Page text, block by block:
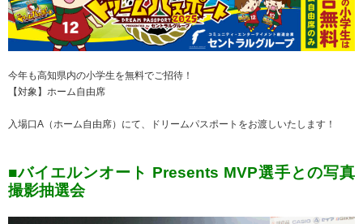
今年も高知県内の小学生を無料でご招待！
【対象】ホーム自由席
入場口A（ホーム自由席）にて、ドリームパスポートをお渡しいたします！
■バイエルンオート Presents MVP選手との写真
撮影抽選会